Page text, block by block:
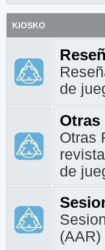
KIOSKO
de
Otras
Otras
de
(AAR)